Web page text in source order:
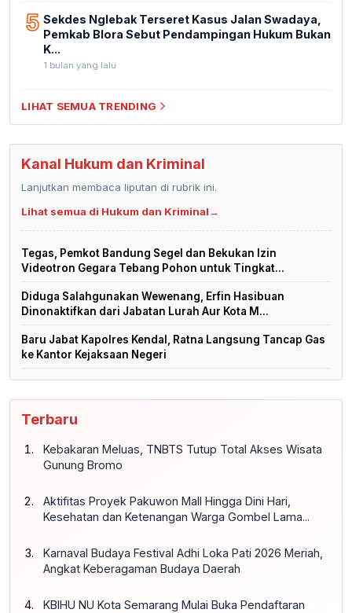
5 Sekdes Nglebak Terseret Kasus Jalan Swadaya,
Pemkab Blora Sebut Pendampingan Hukum Bukan
K...
1 bulan yang lalu
LIHAT SEMUA TRENDING
Kanal Hukum dan Kriminal
Lanjutkan membaca liputan di rubrik ini.
Lihat semua di Hukum dan Kriminal→
Tegas, Pemkot Bandung Segel dan Bekukan Izin
Videotron Gegara Tebang Pohon untuk Tingkat...
Diduga Salahgunakan Wewenang, Erfin Hasibuan
Dinonaktifkan dari Jabatan Lurah Aur Kota M...
Baru Jabat Kapolres Kendal, Ratna Langsung Tancap Gas
ke Kantor Kejaksaan Negeri
Terbaru
Kebakaran Meluas, TNBTS Tutup Total Akses Wisata
Gunung Bromo
Aktifitas Proyek Pakuwon Mall Hingga Dini Hari,
Kesehatan dan Ketenangan Warga Gombel Lama...
Karnaval Budaya Festival Adhi Loka Pati 2026 Meriah,
Angkat Keberagaman Budaya Daerah
KBIHU NU Kota Semarang Mulai Buka Pendaftaran